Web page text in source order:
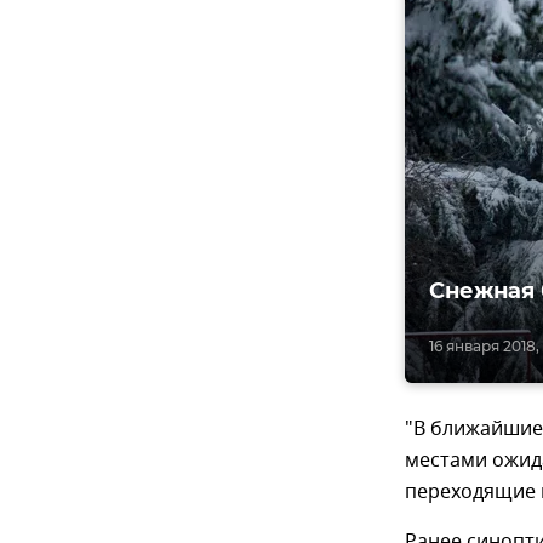
16 января 2018,
Снежная
"В ближайшие
местами
переходящие